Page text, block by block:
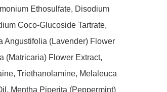
Ethosulfate, Disodium
Coco-Glucoside Tartrate,
Angustifolia (Lavender) Flower
(Matricaria) Flower Extract,
Triethanolamine, Melaleuca
Mentha Piperita (Peppermint)